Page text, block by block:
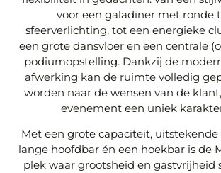
voor een galadiner met ronde
sfeerverlichting, tot een energieke
een grote dansvloer en een centrale
podiumopstelling. Dankzij de
afwerking kan de ruimte volledig
worden naar de wensen van de
evenement een uniek
Met een grote capaciteit, uitstekende
lange hoofdbar én een hoekbar is de
plek waar grootsheid en gastvrijheid